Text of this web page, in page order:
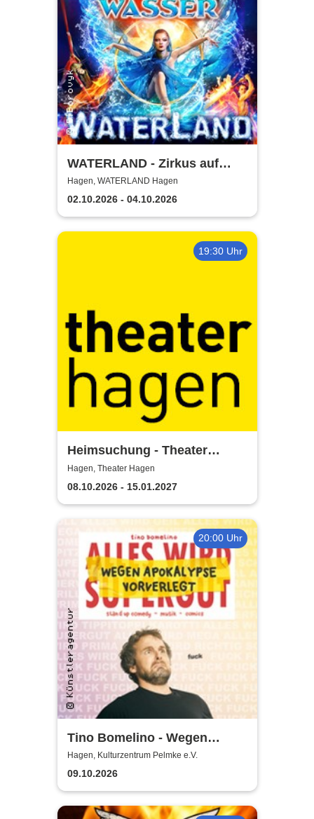
WATERLAND - Zirkus auf
dem Wasser | Hagen
Hagen, WATERLAND Hagen
02.10.2026 - 04.10.2026
19:30 Uhr
Heimsuchung - Theater
Hagen
Hagen, Theater Hagen
08.10.2026 - 15.01.2027
20:00 Uhr
Tino Bomelino - Wegen
Apokalypse vorverlegt
Hagen, Kulturzentrum Pelmke e.V.
09.10.2026